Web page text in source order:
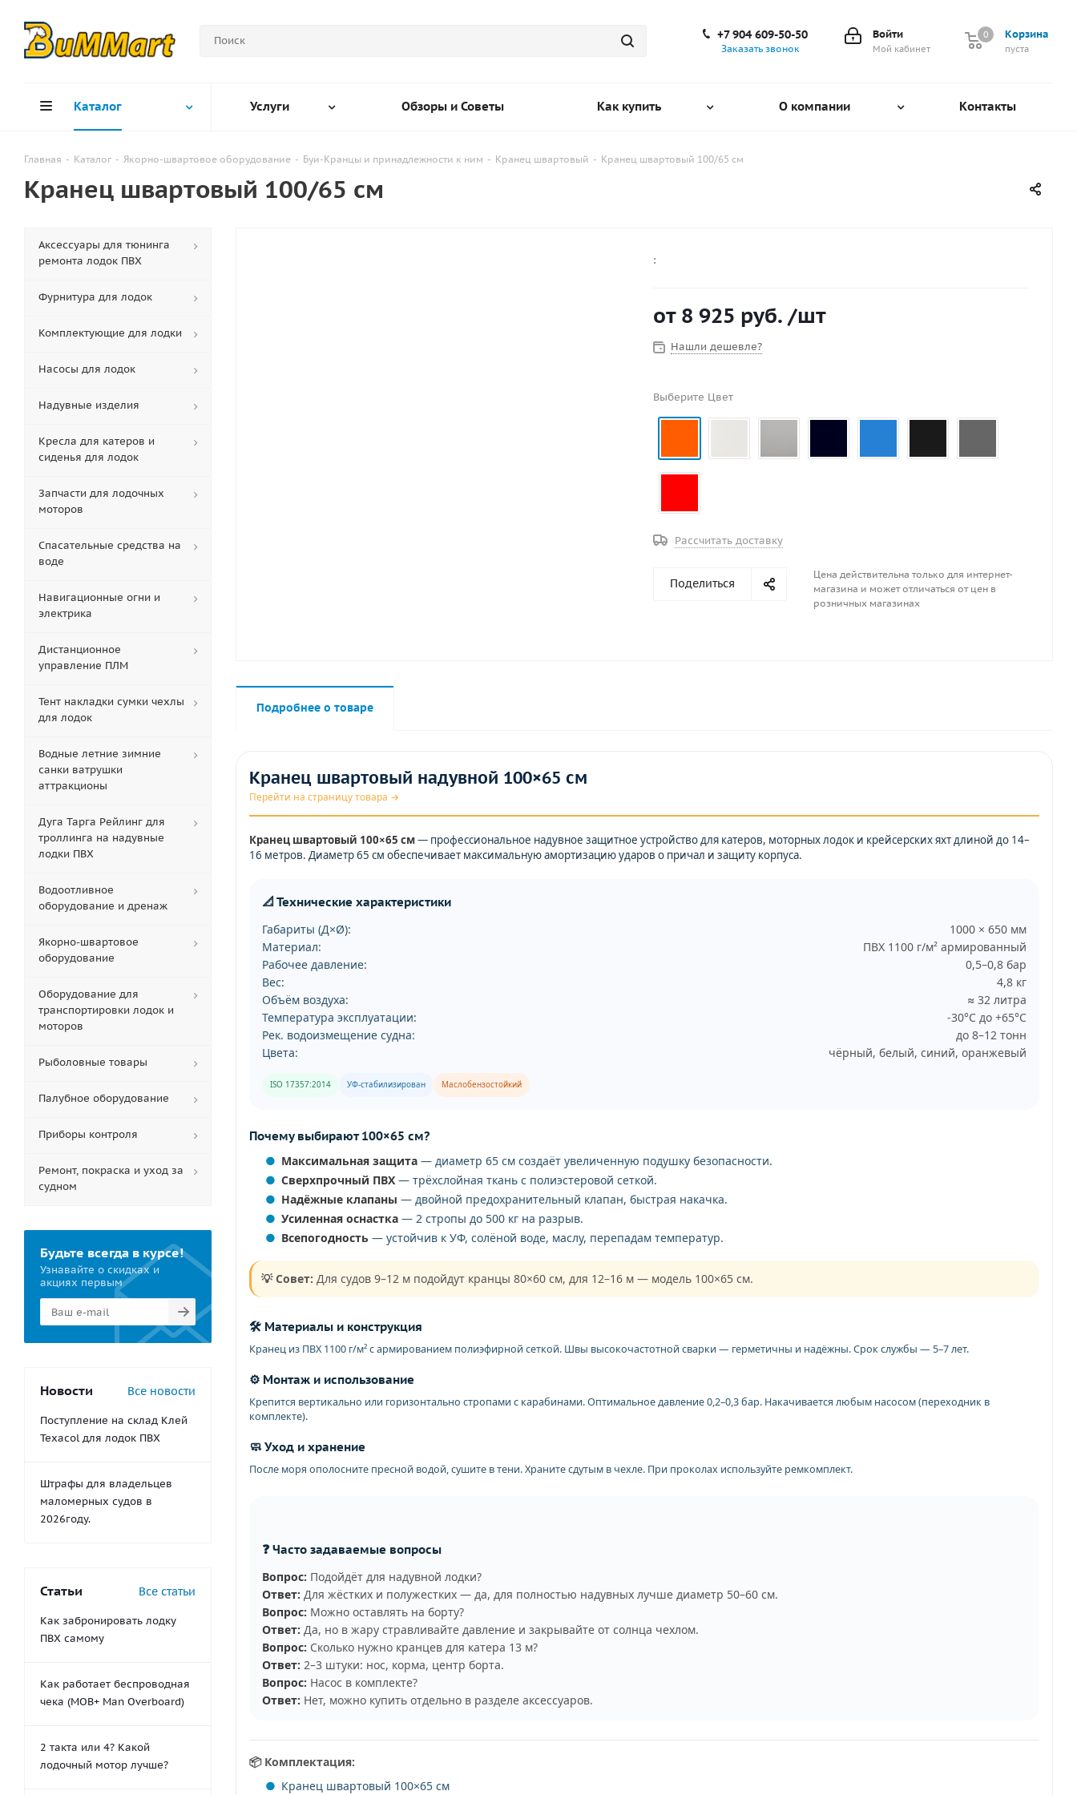
Корзина
0
пуста
0
Войти
Мой кабинет
+7 904 609-50-50
Заказать звонок
Каталог Услуги Обзоры и Советы Как купить О компании Контакты
Главная - Каталог - Якорно-швартовое оборудование - Буи-Кранцы и принадлежности к ним - Кранец швартовый - Кранец швартовый 100/65 см
Кранец швартовый 100/65 см
:
от 8 925 руб. /шт
Нашли дешевле?
Выберите Цвет
Рассчитать доставку
Поделиться
Цена действительна только для интернет-
магазина и может отличаться от цен в
розничных магазинах
Подробнее о товаре
Кранец швартовый надувной 100×65 см
Перейти на страницу товара →
Кранец швартовый 100×65 см— профессиональное надувное защитное устройство для катеров, моторных лодок и крейсерских яхт длиной до 14–
16 метров. Диаметр 65 см обеспечивает максимальную амортизацию ударов о причал и защиту корпуса.
📐 Технические характеристики
Габариты (Д×Ø):
1000 × 650 мм
Материал:
ПВХ 1100 г/м² армированный
Рабочее давление:
0,5–0,8 бар
Вес:
4,8 кг
Объём воздуха:
≈ 32 литра
Температура эксплуатации:
-30°C до +65°C
Рек. водоизмещение судна:
до 8–12 тонн
Цвета:
чёрный, белый, синий, оранжевый
ISO 17357:2014 УФ-стабилизирован Маслобензостойкий
Почему выбирают 100×65 см?
Максимальная защита — диаметр 65 см создаёт увеличенную подушку безопасности.
Сверхпрочный ПВХ — трёхслойная ткань с полиэстеровой сеткой.
Надёжные клапаны — двойной предохранительный клапан, быстрая накачка.
Усиленная оснастка — 2 стропы до 500 кг на разрыв.
Всепогодность — устойчив к УФ, солёной воде, маслу, перепадам температур.
💡 Совет: Для судов 9–12 м подойдут кранцы 80×60 см, для 12–16 м — модель 100×65 см.
🛠️ Материалы и конструкция
Кранец из ПВХ 1100 г/м² с армированием полиэфирной сеткой. Швы высокочастотной сварки — герметичны и надёжны. Срок службы — 5–7 лет.
⚙️ Монтаж и использование
Крепится вертикально или горизонтально стропами с карабинами. Оптимальное давление 0,2–0,3 бар. Накачивается любым насосом (переходник в
комплекте).
🧼 Уход и хранение
После моря ополосните пресной водой, сушите в тени. Храните сдутым в чехле. При проколах используйте ремкомплект.
❓ Часто задаваемые вопросы
Вопрос: Подойдёт для надувной лодки?
Ответ: Для жёстких и полужестких — да, для полностью надувных лучше диаметр 50–60 см.
Вопрос: Можно оставлять на борту?
Ответ: Да, но в жару стравливайте давление и закрывайте от солнца чехлом.
Вопрос: Сколько нужно кранцев для катера 13 м?
Ответ: 2–3 штуки: нос, корма, центр борта.
Вопрос: Насос в комплекте?
Ответ: Нет, можно купить отдельно в разделе аксессуаров.
📦 Комплектация:
Кранец швартовый 100×65 см
Аксессуары для тюнинга
ремонта лодок ПВХ
Фурнитура для лодок
Комплектующие для лодки
Насосы для лодок
Надувные изделия
Кресла для катеров и
сиденья для лодок
Запчасти для лодочных
моторов
Спасательные средства на
воде
Навигационные огни и
электрика
Дистанционное
управление ПЛМ
Тент накладки сумки чехлы
для лодок
Водные летние зимние
санки ватрушки
аттракционы
Дуга Тарга Рейлинг для
троллинга на надувные
лодки ПВХ
Водоотливное
оборудование и дренаж
Якорно-швартовое
оборудование
Оборудование для
транспортировки лодок и
моторов
Рыболовные товары
Палубное оборудование
Приборы контроля
Ремонт, покраска и уход за
судном
Будьте всегда в курсе!
Узнавайте о скидках и
акциях первым
Новости Все новости
Поступление на склад Клей
Texacol для лодок ПВХ
Штрафы для владельцев
маломерных судов в
2026году.
Статьи Все статьи
Как забронировать лодку
ПВХ самому
Как работает беспроводная
чека (MOB+ Man Overboard)
2 такта или 4? Какой
лодочный мотор лучше?